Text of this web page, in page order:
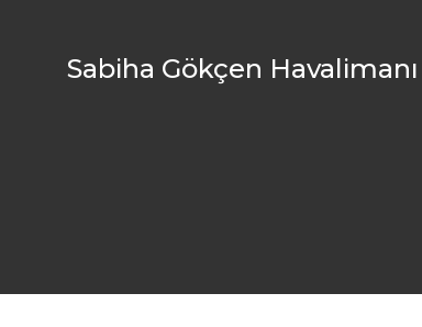
Sabiha Gökçen Havalimanı